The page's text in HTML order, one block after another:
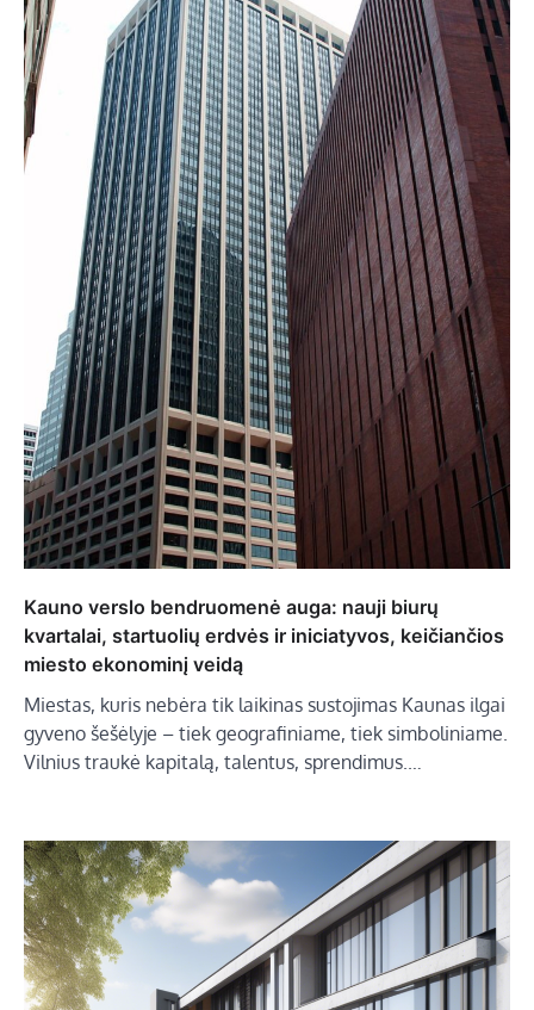
Kauno verslo bendruomenė auga: nauji biurų
kvartalai, startuolių erdvės ir iniciatyvos, keičiančios
miesto ekonominį veidą
Miestas, kuris nebėra tik laikinas sustojimas Kaunas ilgai
gyveno šešėlyje – tiek geografiniame, tiek simboliniame.
Vilnius traukė kapitalą, talentus, sprendimus.…